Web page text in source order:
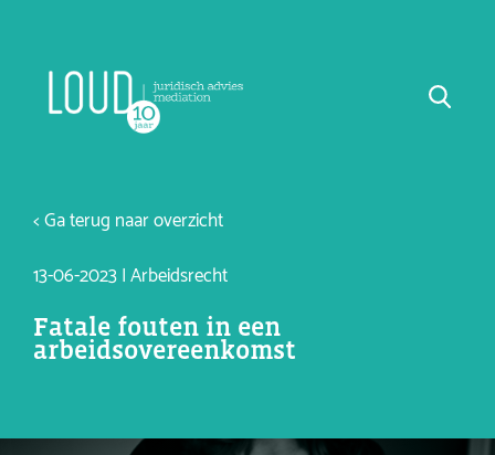
< Ga terug naar overzicht
13-06-2023 | Arbeidsrecht
Fatale fouten in een
arbeidsovereenkomst